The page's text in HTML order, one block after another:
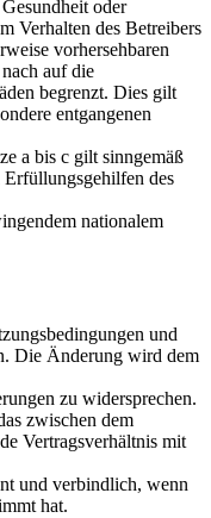
oder
Verhalten des Betreibers
vorhersehbaren
auf die
begrenzt. Dies gilt
entgangenen
a bis c gilt sinngemäß
des
nationalem
und
Die Änderung wird dem
zu widersprechen.
zwischen dem
Vertragsverhältnis mit
und verbindlich, wenn
hat.